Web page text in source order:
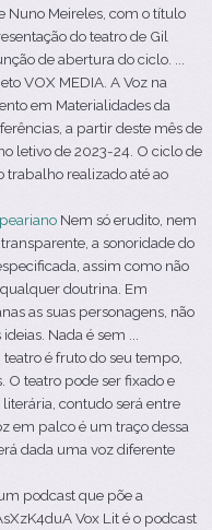
Nuno Meireles, com o título
do teatro de Gil
de abertura do ciclo. ...
VOX MEDIA. A Voz na
em Materialidades da
a partir deste mês de
letivo de 2023-24. O ciclo de
trabalho realizado até ao
Nem só erudito, nem
a sonoridade do
assim como não
doutrina. Em
as suas personagens, não
Nada é sem ...
teatro é fruto do seu tempo,
O teatro pode ser fixado e
contudo será entre
em palco é um traço dessa
dada uma voz diferente
podcast que põe a
Vox Lit é o podcast